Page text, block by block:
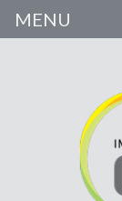
MENU